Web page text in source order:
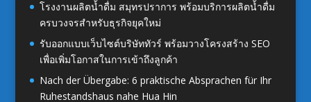
โรงงานผลิตน้ำดื่ม สมุทรปราการ พร้อมบริการผลิตน้ำดื่ม
ครบวงจรสำหรับธุรกิจยุคใหม่
รับออกแบบเว็บไซต์บริษัททัวร์ พร้อมวางโครงสร้าง SEO
เพื่อเพิ่มโอกาสในการเข้าถึงลูกค้า
Nach der Übergabe: 6 praktische Absprachen für Ihr
Ruhestandshaus nahe Hua Hin